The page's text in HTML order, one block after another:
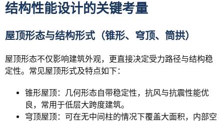
结构性能设计的关键考量
屋顶形态与结构形式（锥形、穹顶、筒拱）
屋顶形态不仅影响建筑外观，更直接决定受力路径与结构稳
定性。常见屋顶形式及特点如下：
锥形屋顶：几何形态自带稳定性，抗风与抗震性能优
良，常用于低层大跨度建筑。
穹顶屋顶：可在无中间柱的情况下覆盖大面积，内部空